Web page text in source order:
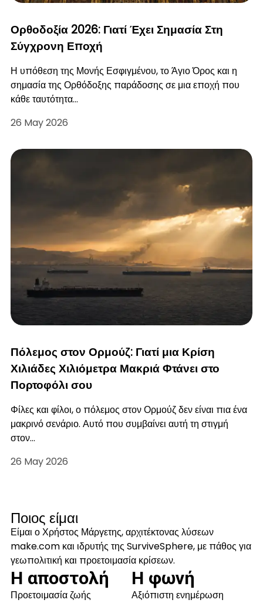
Ορθοδοξία 2026: Γιατί Έχει Σημασία Στη
Σύγχρονη Εποχή
Η υπόθεση της Μονής Εσφιγμένου, το Άγιο Όρος και η
σημασία της Ορθόδοξης παράδοσης σε μια εποχή που
κάθε ταυτότητα…
26 May 2026
Πόλεμος στον Ορμούζ: Γιατί μια Κρίση
Χιλιάδες Χιλιόμετρα Μακριά Φτάνει στο
Πορτοφόλι σου
Φίλες και φίλοι, ο πόλεμος στον Ορμούζ δεν είναι πια ένα
μακρινό σενάριο. Αυτό που συμβαίνει αυτή τη στιγμή
στον…
26 May 2026
Ποιος είμαι
Είμαι ο Χρήστος Μάργετης, αρχιτέκτονας λύσεων
make.com και ιδρυτής της SurviveSphere, με πάθος για
γεωπολιτική και προετοιμασία κρίσεων.
Η αποστολή
Προετοιμασία ζωής
Η φωνή
Αξιόπιστη ενημέρωση